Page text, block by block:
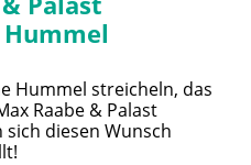
Hummel streicheln, das
Raabe & Palast
diesen Wunsch